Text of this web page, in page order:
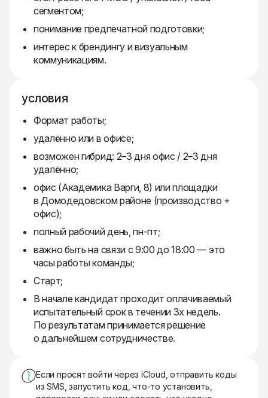
сегментом;
понимание предпечатной подготовки;
интерес к брендингу и визуальным
коммуникациям.
условия
Формат работы;
удалённо или в офисе;
возможен гибрид: 2–3 дня офис / 2–3 дня
удалённо;
офис (Академика Варги, 8) или площадки
в Домодедовском районе (производство +
офис);
полный рабочий день, пн-пт;
важно быть на связи с 9:00 до 18:00 — это
часы работы команды;
Старт;
В начале кандидат проходит оплачиваемый
испытательный срок в течении 3х недель.
По результатам принимается решение
о дальнейшем сотрудничестве.
Если просят войти через iCloud, отправить коды
из SMS, запустить код, что-то установить,